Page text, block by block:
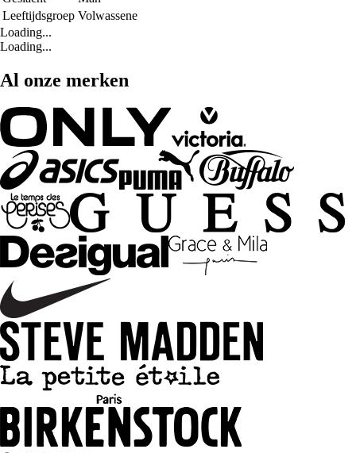
Leeftijdsgroep Volwassene
Loading...
Loading...
Al onze merken